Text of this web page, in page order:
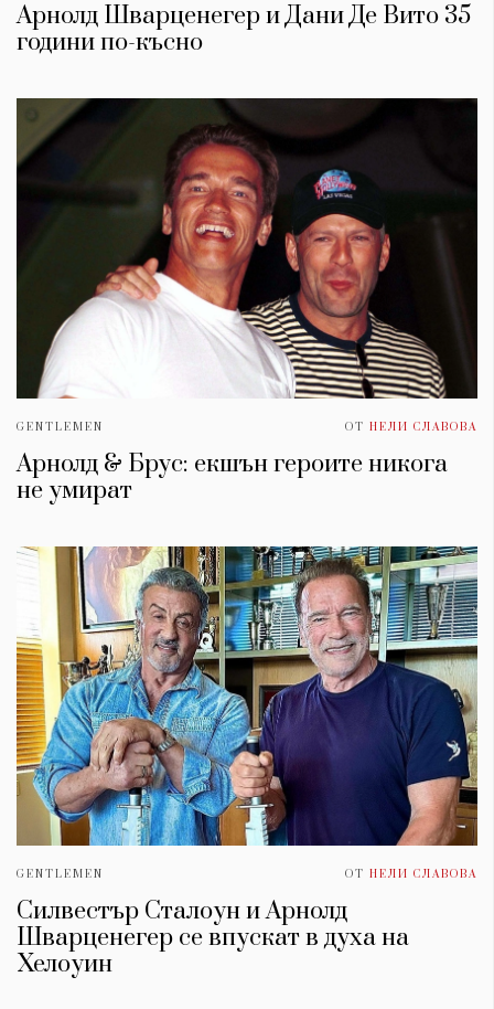
Арнолд Шварценегер и Дани Де Вито 35
години по-късно
GENTLEMEN ОТ НЕЛИ СЛАВОВА
Арнолд & Брус: екшън героите никога
не умират
GENTLEMEN ОТ НЕЛИ СЛАВОВА
Силвестър Сталоун и Арнолд
Шварценегер се впускат в духа на
Хелоуин